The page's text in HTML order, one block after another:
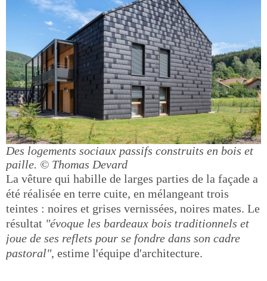
Des logements sociaux passifs construits en bois et
paille. © Thomas Devard
La vêture qui habille de larges parties de la façade a
été réalisée en terre cuite, en mélangeant trois
teintes : noires et grises vernissées, noires mates. Le
résultat "évoque les bardeaux bois traditionnels et
joue de ses reflets pour se fondre dans son cadre
pastoral", estime l'équipe d'architecture.